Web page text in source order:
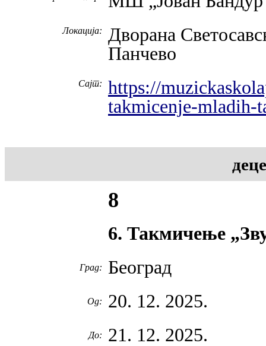
Локација:
Дворана
Панчево
Сајт:
https://
takmicenje-mladih-
8
6. Такмичење
Град: Београд
Од: 20. 12. 2025.
До: 21. 12. 2025.